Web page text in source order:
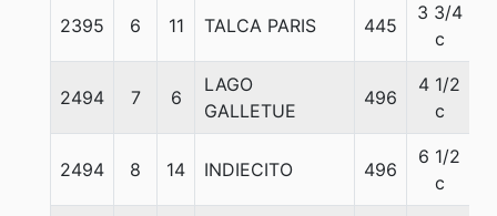
2395 6 11 TALCA PARIS 445
3 3/4
c
2494 7 6
LAGO
GALLETUE
496
4 1/2
c
2494 8 14 INDIECITO 496
6 1/2
c